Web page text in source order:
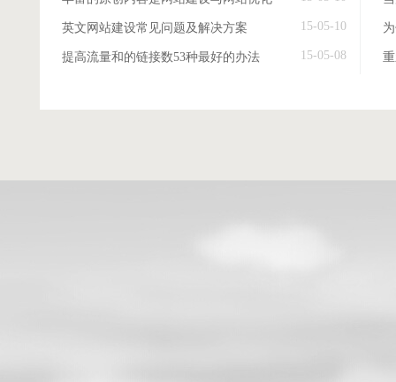
英文网站建设常见问题及解决方案 15-05-10
提高流量和的链接数53种最好的办法 15-05-08